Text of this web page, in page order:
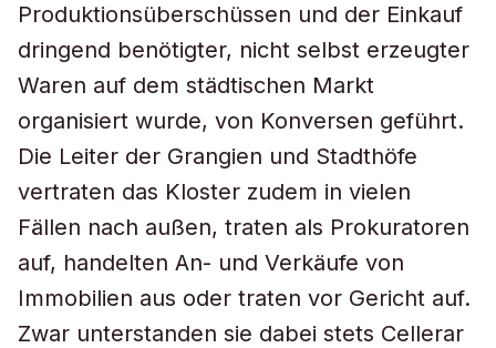
Produktionsüberschüssen und der Einkauf
dringend benötigter, nicht selbst erzeugter
Waren auf dem städtischen Markt
organisiert wurde, von Konversen geführt.
Die Leiter der Grangien und Stadthöfe
vertraten das Kloster zudem in vielen
Fällen nach außen, traten als Prokuratoren
auf, handelten An- und Verkäufe von
Immobilien aus oder traten vor Gericht auf.
Zwar unterstanden sie dabei stets Cellerar